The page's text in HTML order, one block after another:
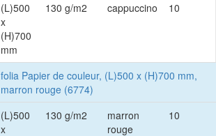
(L)500
x
(H)700
mm
130 g/m2 cappuccino 10
folia Papier de couleur, (L)500 x (H)700 mm,
marron rouge (6774)
(L)500
x
130 g/m2
marron
rouge
10